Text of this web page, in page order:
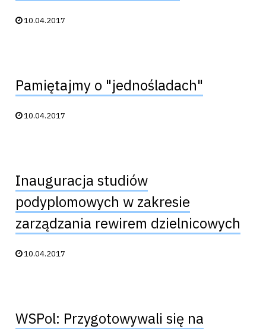
Data publikacji:
10.04.2017
Pamiętajmy o "jednośladach"
Data publikacji:
10.04.2017
Inauguracja studiów
podyplomowych w zakresie
zarządzania rewirem dzielnicowych
Data publikacji:
10.04.2017
WSPol: Przygotowywali się na